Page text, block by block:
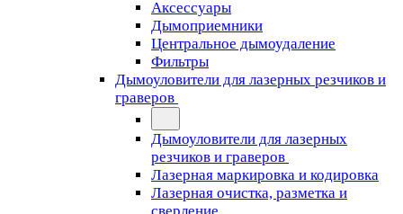
Аксессуары
Дымоприемники
Центральное дымоудаление
Фильтры
Дымоуловители для лазерных резчиков и
граверов
Дымоуловители для лазерных
резчиков и граверов
Лазерная маркировка и кодировка
Лазерная очистка, разметка и
сверление